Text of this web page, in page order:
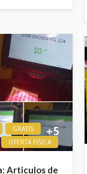
GRATIS
OFERTA FISICA
Articulos de